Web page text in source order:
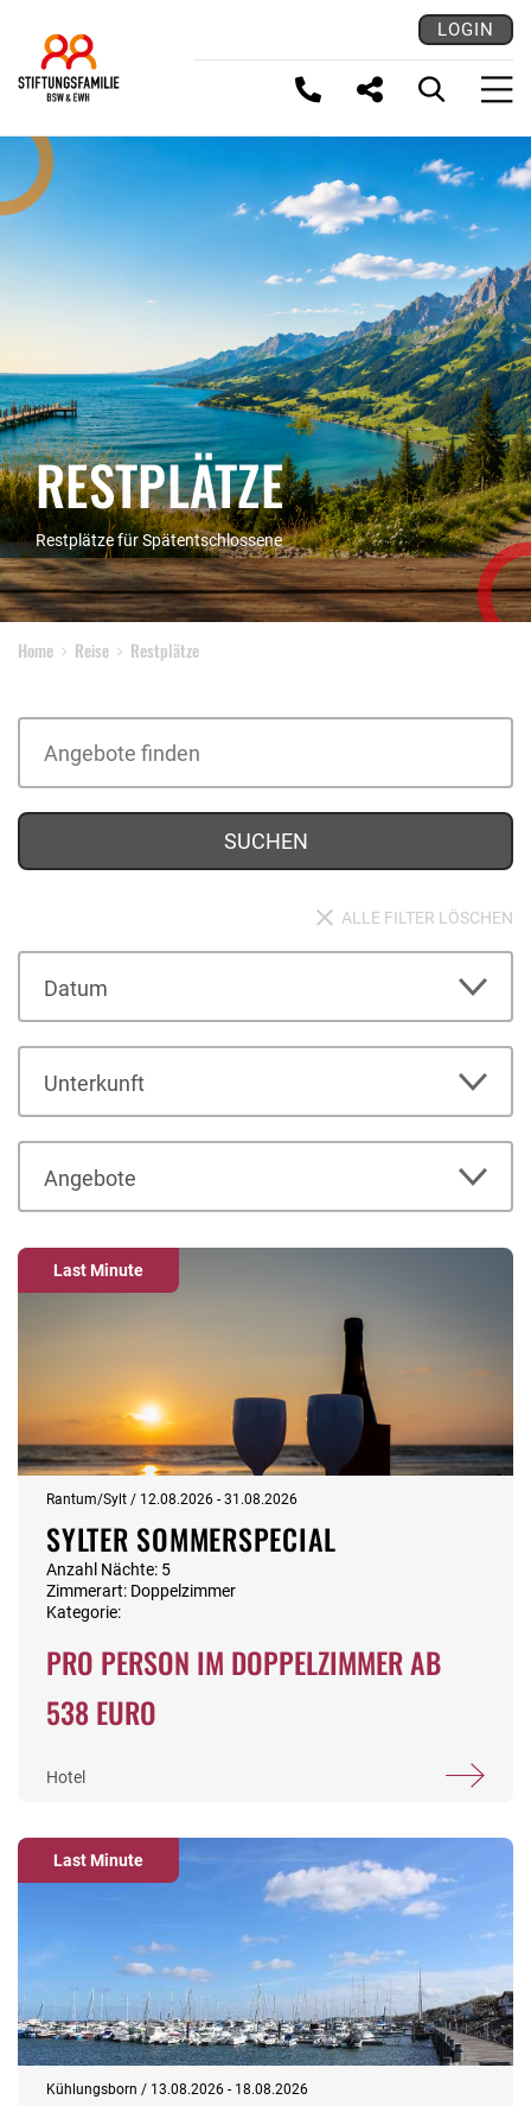
LOGIN
LINK KOPIEREN
RESTPLÄTZE
Restplätze für Spätentschlossene
Home Reise Restplätze
SUCHEN
ALLE FILTER LÖSCHEN
Datum
Unterkunft
Angebote
Last Minute
Rantum/Sylt / 12.08.2026 - 31.08.2026
SYLTER SOMMERSPECIAL
Anzahl Nächte: 5
Zimmerart: Doppelzimmer
Kategorie:
PRO PERSON IM DOPPELZIMMER AB
538 EURO
Hotel
Last Minute
Kühlungsborn / 13.08.2026 - 18.08.2026